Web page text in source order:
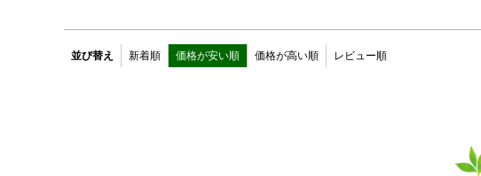
並び替え 新着順 価格が安い順 価格が高い順 レビュー順